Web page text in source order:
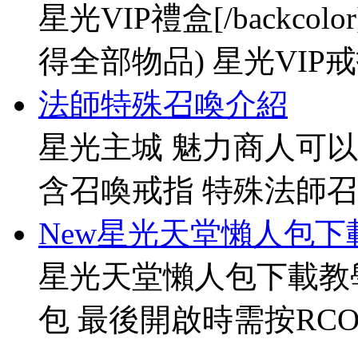
星光VIP禮盒[/
得全部物品) 星光VIP
法師特殊召喚介紹
星光主城 魅力商人可
含召喚戒指 特殊法師
New星光天堂懶人包下
星光天堂懶人包下載
包 最後開啟時需按